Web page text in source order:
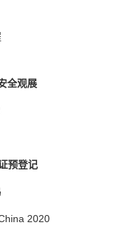
全观展
预登记
2020